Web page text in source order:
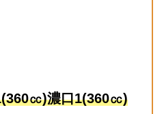
㏄)濃口1(360㏄)